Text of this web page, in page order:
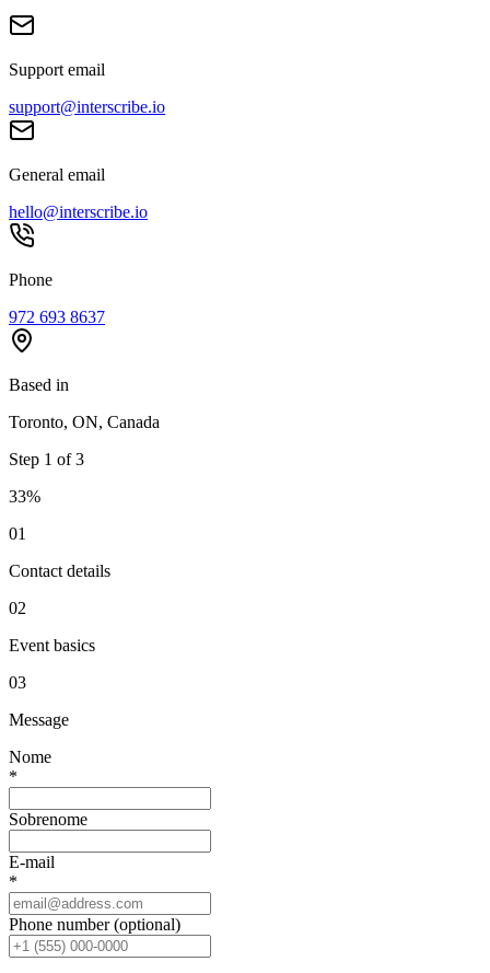
Support email
support@interscribe.io
General email
hello@interscribe.io
Phone
972 693 8637
Based in
Toronto, ON, Canada
Step 1 of3
33%
01
Contact details
02
Event basics
03
Message
Nome
*
Sobrenome
E-mail
*
Phone number (optional)